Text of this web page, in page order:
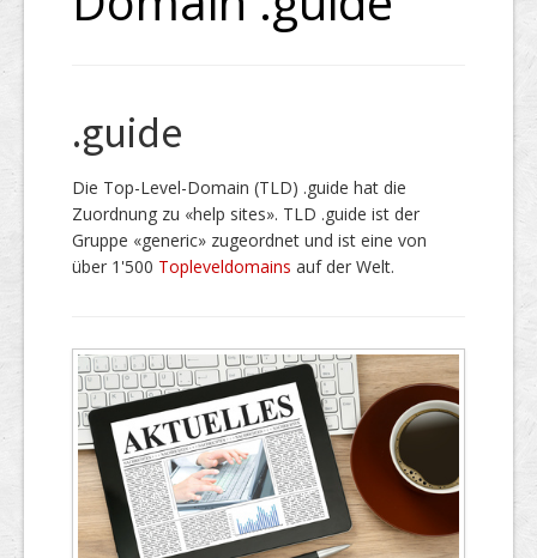
.guide
Die Top-Level-Domain (TLD) .guide hat die
Zuordnung zu «help sites». TLD .guide ist der
Gruppe «generic» zugeordnet und ist eine von
über 1'500 Topleveldomains auf der Welt.